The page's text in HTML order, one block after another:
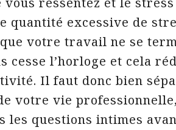
quantité excessive de
votre travail ne se
cesse l’horloge et cela
Il faut donc bien
votre vie
les questions intimes